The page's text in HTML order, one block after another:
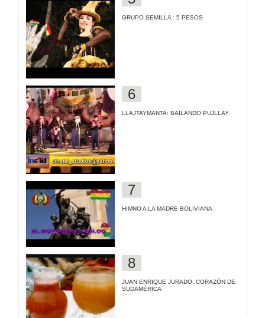
GRUPO SEMILLA : 5 PESOS
LLAJTAYMANTA: BAILANDO PUJLLAY
HIMNO A LA MADRE BOLIVIANA
JUAN ENRIQUE JURADO: CORAZÓN DE
SUDAMÉRICA